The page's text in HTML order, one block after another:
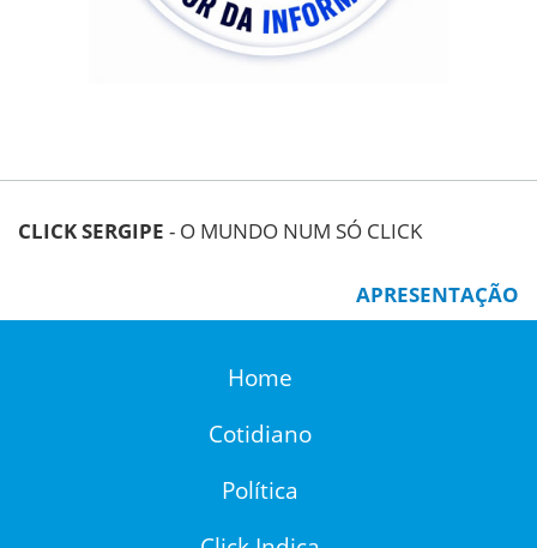
CLICK SERGIPE - O MUNDO NUM SÓ CLICK
APRESENTAÇÃO
Home
Cotidiano
Política